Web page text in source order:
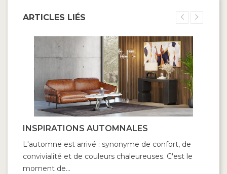
ARTICLES LIÉS
INSPIRATIONS AUTOMNALES
L'automne est arrivé : synonyme de confort, de
convivialité et de couleurs chaleureuses. C'est le
moment de...